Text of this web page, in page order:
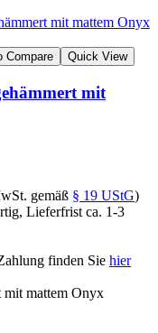
Compare Quick View
mit
gemäß § 19 UStG)
Lieferfrist ca. 1-3
finden Sie hier
mit mattem Onyx